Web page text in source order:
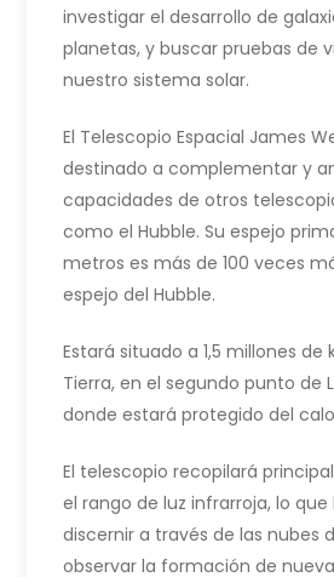
investigar el desarrollo de
planetas, y buscar pruebas de
nuestro sistema solar.
El Telescopio Espacial James
destinado a complementar y
capacidades de otros
como el Hubble. Su espejo
metros es más de 100 veces
espejo del Hubble.
Estará situado a 1,5 millones de
Tierra, en el segundo punto de
donde estará protegido del
El telescopio recopilará
el rango de luz infrarroja, lo
discernir a través de las nubes
observar la formación de